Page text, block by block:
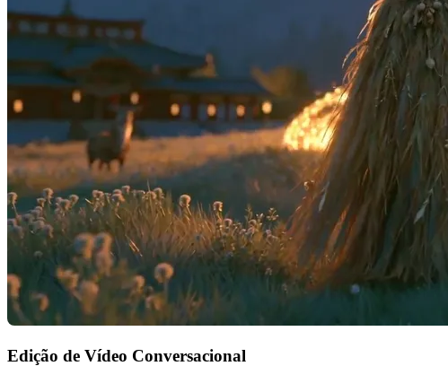
Edição de Vídeo Conversacional